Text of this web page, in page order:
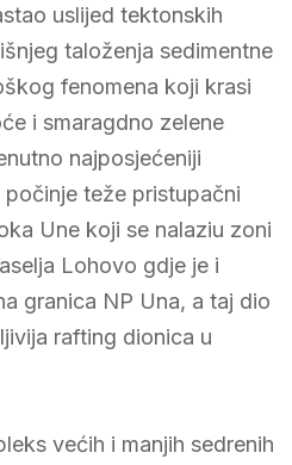
uslijed tektonskih
taloženja sedimentne
fenomena koji krasi
i smaragdno zelene
najposjećeniji
teže pristupačni
Une koji se nalaziu zoni
Lohovo gdje je i
granica NP Una, a taj dio
rafting dionica u
većih i manjih sedrenih